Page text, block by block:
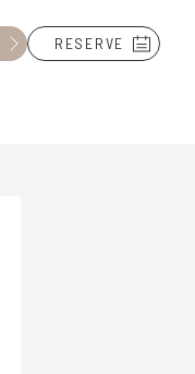
RESERVE